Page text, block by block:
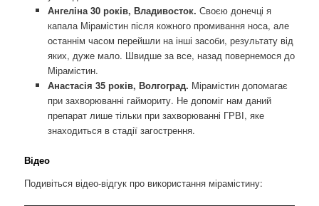
Ангеліна 30 років, Владивосток. Своєю донечці я
капала Мірамістин після кожного промивання носа, але
останнім часом перейшли на інші засоби, результату від
яких, дуже мало. Швидше за все, назад повернемося до
Мірамістин.
Анастасія 35 років, Волгоград. Мірамістин допомагає
при захворюванні гаймориту. Не допоміг нам даний
препарат лише тільки при захворюванні ГРВІ, яке
знаходиться в стадії загострення.
Відео
Подивіться відео-відгук про використання мірамістину: